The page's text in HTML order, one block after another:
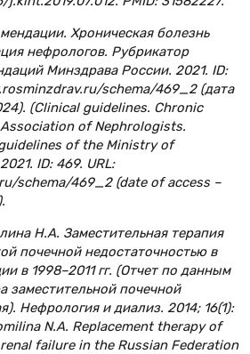
Хроническая болезнь
нефрологов. Рубрикатор
Минздрава России. 2021. ID:
schema/469_2 (дата
(Clinical guidelines. Chronic
Association of Nephrologists.
of the Ministry of
ID: 469. URL:
schema/469_2 (date of access –
Н.А. Заместительная терапия
почечной недостаточностью в
в 1998–2011 гг. (Отчет по данным
заместительной почечной
Нефрология и диализ. 2014; 16(1):
N.A. Replacement therapy of
failure in the Russian Federation